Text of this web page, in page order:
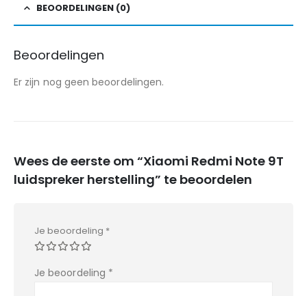
BEOORDELINGEN (0)
Beoordelingen
Er zijn nog geen beoordelingen.
Wees de eerste om “Xiaomi Redmi Note 9T
luidspreker herstelling” te beoordelen
Je beoordeling *
Je beoordeling *